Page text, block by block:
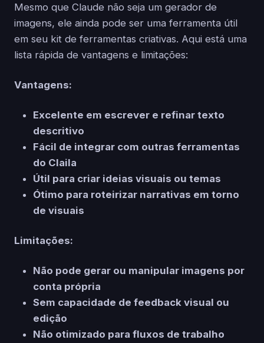
Mesmo que Claude não seja um gerador de
imagens, ele ainda pode ser uma ferramenta útil
em seu kit de ferramentas criativas. Aqui está uma
lista rápida de vantagens e limitações:
Vantagens:
Excelente em escrever e refinar texto
descritivo
Fácil de integrar com outras ferramentas
do Claila
Útil para criar ideias visuais ou temas
Ótimo para roteirizar narrativas em torno
de visuais
Limitações:
Não pode gerar ou manipular imagens por
conta própria
Sem capacidade de feedback visual ou
edição
Não otimizado para fluxos de trabalho